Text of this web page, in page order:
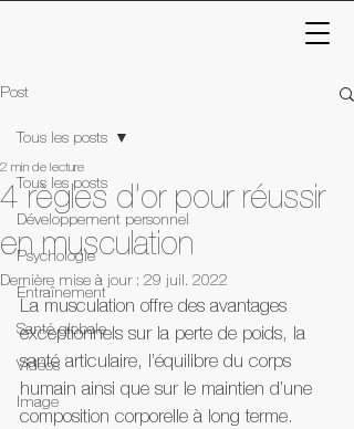
Post
Tous les posts
Développement personnel
Psychologie
Entraînement
Santé globale
Vidéos
Image
Tous les posts
4 règles d’or pour réussir
en musculation
2 min de lecture
Dernière mise à jour : 29 juil. 2022
La musculation offre des avantages
exceptionnels sur la perte de poids, la
santé articulaire, l’équilibre du corps
humain ainsi que sur le maintien d’une
composition corporelle à long terme.